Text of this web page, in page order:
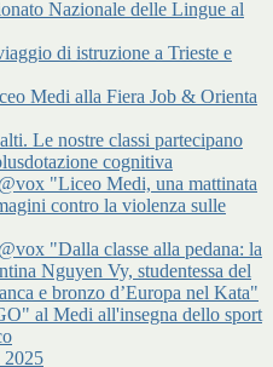
Nazionale delle Lingue al
di istruzione a Trieste e
Medi alla Fiera Job & Orienta
Le nostre classi partecipano
cognitiva
"Liceo Medi, una mattinata
contro la violenza sulle
"Dalla classe alla pedana: la
Nguyen Vy, studentessa del
e bronzo d’Europa nel Kata"
al Medi all'insegna dello sport